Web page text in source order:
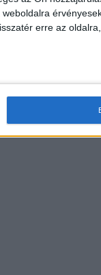
erre az